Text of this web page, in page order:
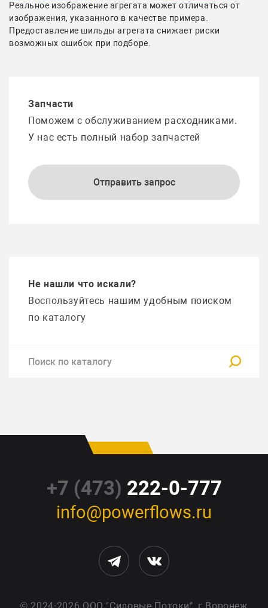
Реальное изображение агрегата может отличаться от
изображения, указанного в качестве примера.
Предоставление шильды агрегата снижает риски
возможных ошибок при подборе.
Запчасти
Поможем с обслуживанием расходниками.
У нас есть полный набор запчастей
Отправить запрос
Не нашли что искали?
Воспользуйтесь нашим удобным поиском
по каталогу
+7 (473) 222-0-777
info@powerflows.ru